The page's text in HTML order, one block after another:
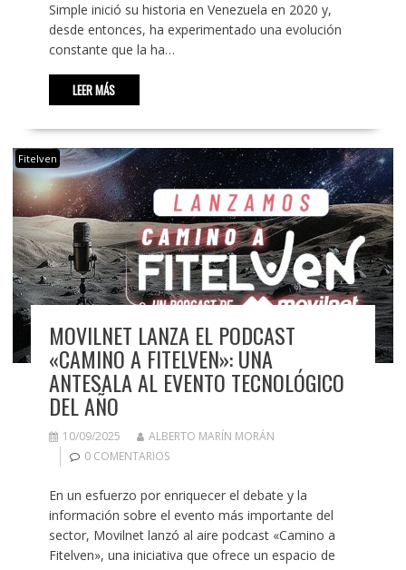
Simple inició su historia en Venezuela en 2020 y,
desde entonces, ha experimentado una evolución
constante que la ha…
LEER MÁS
Fitelven
MOVILNET LANZA EL PODCAST
«CAMINO A FITELVEN»: UNA
ANTESALA AL EVENTO TECNOLÓGICO
DEL AÑO
10/09/2025
ALBERTO MARÍN MORÁN
0 COMENTARIOS
En un esfuerzo por enriquecer el debate y la
información sobre el evento más importante del
sector, Movilnet lanzó al aire podcast «Camino a
Fitelven», una iniciativa que ofrece un espacio de